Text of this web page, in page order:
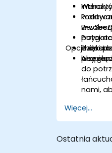
w
dzięki
Opcje
Aby
do
nami,
Więcej...
Ostatnia